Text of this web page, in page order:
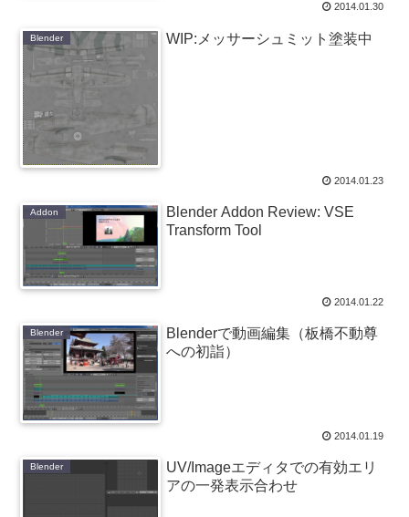
2014.01.30
Blender WIP:メッサーシュミット塗装中
2014.01.23
Addon
Blender Addon Review: VSE
Transform Tool
2014.01.22
Blender
Blenderで動画編集（板橋不動尊
への初詣）
2014.01.19
Blender
UV/Imageエディタでの有効エリ
アの一発表示合わせ